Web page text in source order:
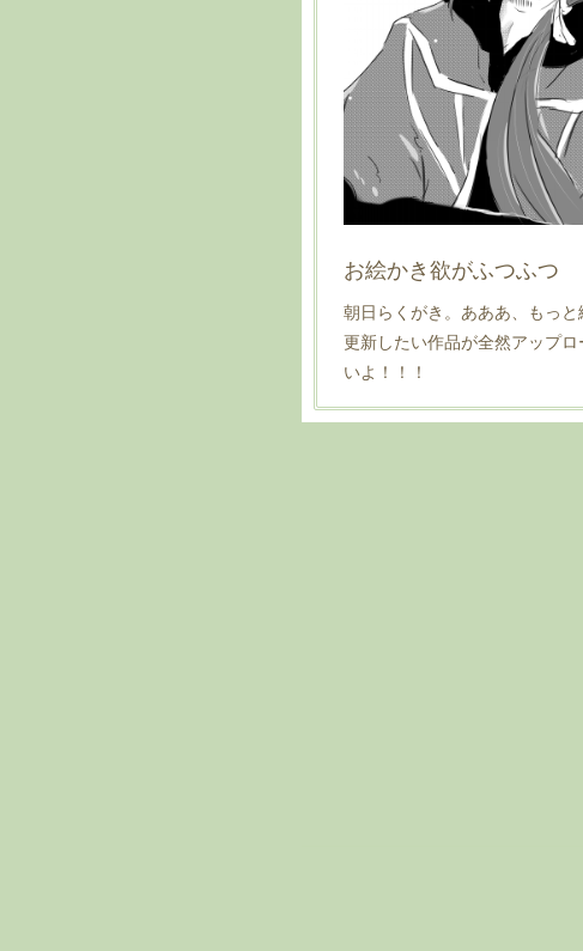
お絵かき欲がふつふつ
朝日らくがき。あああ、もっ
更新したい作品が全然アップ
いよ！！！